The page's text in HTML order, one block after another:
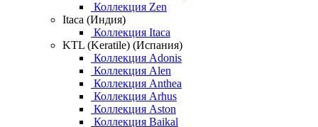
Коллекция Zen
Itaca (Индия)
Коллекция Itaca
KTL (Keratile) (Испания)
Коллекция Adonis
Коллекция Alen
Коллекция Anthea
Коллекция Arhus
Коллекция Aston
Коллекция Baikal